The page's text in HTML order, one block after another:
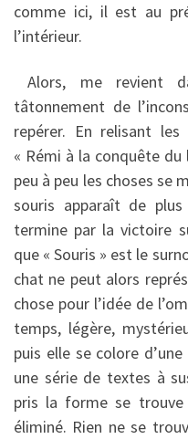
comme ici, il est au
l’intérieur.
Alors, me revient
tâtonnement de
repérer. En relisant
« Rémi à la conquête du
peu à peu les choses se
souris apparaît de
termine par la victoire
que « Souris » est le
chat ne peut alors
chose pour l’idée de
temps, légère,
puis elle se colore
une série de textes à
pris la forme se
éliminé. Rien ne se